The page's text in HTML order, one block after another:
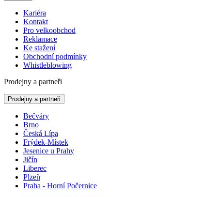
Kariéra
Kontakt
Pro velkoobchod
Reklamace
Ke stažení
Obchodní podmínky
Whistleblowing
Prodejny a partneři
Prodejny a partneři
Bečváry
Brno
Česká Lípa
Frýdek-Místek
Jesenice u Prahy
Jičín
Liberec
Plzeň
Praha - Horní Počernice